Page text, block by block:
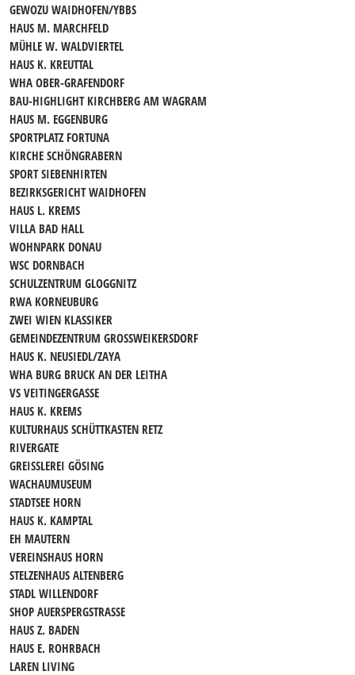
GEWOZU WAIDHOFEN/YBBS
HAUS M. MARCHFELD
MÜHLE W. WALDVIERTEL
HAUS K. KREUTTAL
WHA OBER-GRAFENDORF
BAU-HIGHLIGHT KIRCHBERG AM WAGRAM
HAUS M. EGGENBURG
SPORTPLATZ FORTUNA
KIRCHE SCHÖNGRABERN
SPORT SIEBENHIRTEN
BEZIRKSGERICHT WAIDHOFEN
HAUS L. KREMS
VILLA BAD HALL
WOHNPARK DONAU
WSC DORNBACH
SCHULZENTRUM GLOGGNITZ
RWA KORNEUBURG
ZWEI WIEN KLASSIKER
GEMEINDEZENTRUM GROSSWEIKERSDORF
HAUS K. NEUSIEDL/ZAYA
WHA BURG BRUCK AN DER LEITHA
VS VEITINGERGASSE
HAUS K. KREMS
KULTURHAUS SCHÜTTKASTEN RETZ
RIVERGATE
GREISSLEREI GÖSING
WACHAUMUSEUM
STADTSEE HORN
HAUS K. KAMPTAL
EH MAUTERN
VEREINSHAUS HORN
STELZENHAUS ALTENBERG
STADL WILLENDORF
SHOP AUERSPERGSTRASSE
HAUS Z. BADEN
HAUS E. ROHRBACH
LAREN LIVING